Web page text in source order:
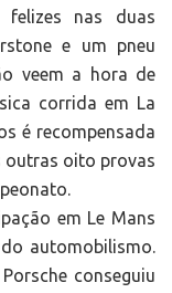
felizes nas duas
e um pneu
veem a hora de
corrida em La
é recompensada
outras oito provas
em Le Mans
automobilismo.
conseguiu